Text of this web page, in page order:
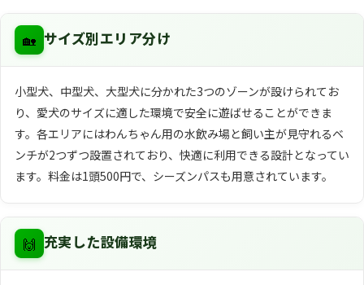
🏡 サイズ別エリア分け
小型犬、中型犬、大型犬に分かれた3つのゾーンが設けられてお
り、愛犬のサイズに適した環境で安全に遊ばせることができま
す。各エリアにはわんちゃん用の水飲み場と飼い主が見守れるベ
ンチが2つずつ設置されており、快適に利用できる設計となってい
ます。料金は1頭500円で、シーズンパスも用意されています。
🙌 充実した設備環境